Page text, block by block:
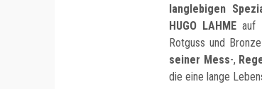
langlebigen
HUGO LAHME auf
Rotguss und
seiner Mess-,
die eine lange